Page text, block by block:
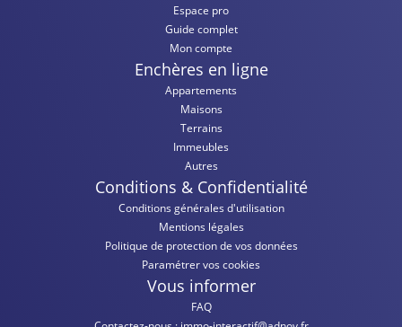
Espace pro
Guide complet
Mon compte
Enchères en ligne
Appartements
Maisons
Terrains
Immeubles
Autres
Conditions & Confidentialité
Conditions générales d'utilisation
Mentions légales
Politique de protection de vos données
Paramétrer vos cookies
Vous informer
FAQ